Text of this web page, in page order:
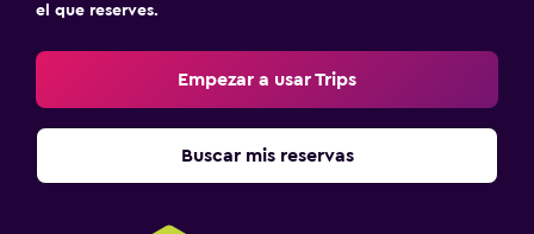
el que reserves.
Empezar a usar Trips
Buscar mis reservas